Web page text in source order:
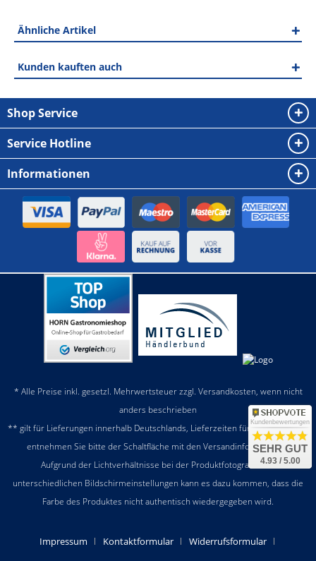
Ähnliche Artikel
Kunden kauften auch
Shop Service
Service Hotline
Informationen
* Alle Preise inkl. gesetzl. Mehrwertsteuer zzgl. Versandkosten, wenn nicht
anders beschrieben
** gilt für Lieferungen innerhalb Deutschlands, Lieferzeiten für andere Länder
entnehmen Sie bitte der Schaltfläche mit den Versandinformationen
Aufgrund der Lichtverhältnisse bei der Produktfotografie und
unterschiedlichen Bildschirmeinstellungen kann es dazu kommen, dass die
Farbe des Produktes nicht authentisch wiedergegeben wird.
Impressum Kontaktformular
Widerrufsformular
Kundenbewertungen
SEHR GUT
4.93 / 5.00